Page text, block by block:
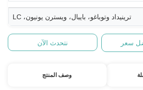
ترينيداد وتوباغو، بايبال، ويسترن يونيون، LC
سعر نتحدث الآن
وصف المنتج